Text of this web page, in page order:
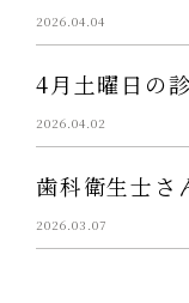
2026.04.04
4月土曜日の
2026.04.02
歯科衛生士さ
2026.03.07